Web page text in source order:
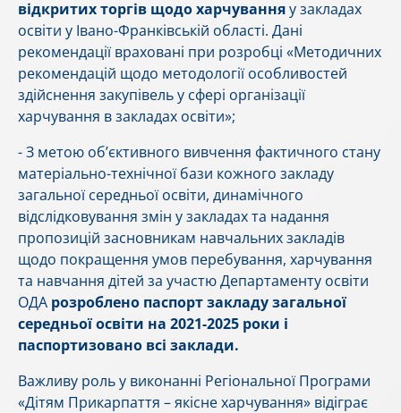
відкритих торгів щодо харчуванняу закладах
освіти у Івано-Франківській області. Дані
рекомендації враховані при розробці «Методичних
рекомендацій щодо методології особливостей
здійснення закупівель у сфері організації
харчування в закладах освіти»;
- З метою об’єктивного вивчення фактичного стану
матеріально-технічної бази кожного закладу
загальної середньої освіти, динамічного
відслідковування змін у закладах та надання
пропозицій засновникам навчальних закладів
щодо покращення умов перебування, харчування
та навчання дітей за участю Департаменту освіти
ОДА розроблено паспорт закладу загальної
середньої освіти на 2021-2025 роки і
паспортизовано всі заклади.
Важливу роль у виконанні Регіональної Програми
«Дітям Прикарпаття – якісне харчування» відіграє